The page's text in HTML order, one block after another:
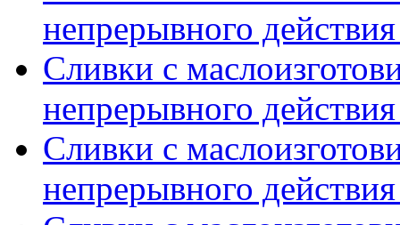
непрерывного
Сливки с
непрерывного
Сливки с
непрерывного